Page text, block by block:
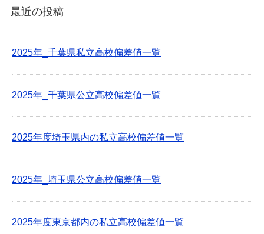
最近の投稿
2025年_千葉県私立高校偏差値一覧
2025年_千葉県公立高校偏差値一覧
2025年度埼玉県内の私立高校偏差値一覧
2025年_埼玉県公立高校偏差値一覧
2025年度東京都内の私立高校偏差値一覧